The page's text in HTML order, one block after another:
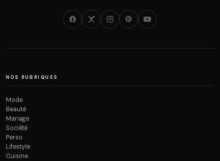
NOS RUBRIQUES
Mode
Beauté
Mariage
Société
Perso
Lifestyle
Cuisine